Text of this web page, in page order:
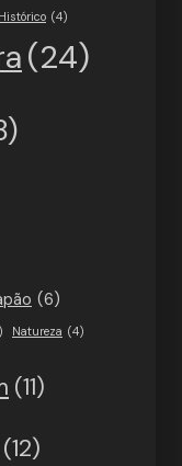
(4)
(24)
(6)
Natureza (4)
(11)
(12)